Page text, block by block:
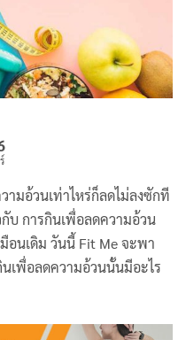
มอ้วนเท่าไหร่ก็ลดไม่ลงซักที
บ การกินเพื่อลดความอ้วน
อนเดิม วันนี้ Fit Me จะพา
เพื่อลดความอ้วนนั้นมีอะไร